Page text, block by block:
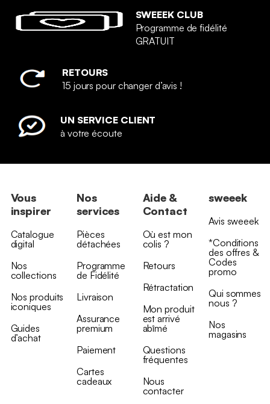
SWEEEK CLUB
Programme de fidélité
GRATUIT
RETOURS
15 jours pour changer d’avis !
UN SERVICE CLIENT
à votre écoute
Vous
inspirer
Catalogue
digital
Nos
collections
Nos produits
iconiques
Guides
d’achat
Nos
services
Pièces
détachées
Programme
de Fidélité
Livraison
Assurance
premium
Paiement
Cartes
cadeaux
Aide &
Contact
Où est mon
colis ?
Retours
Rétractation
Mon produit
est arrivé
abîmé
Questions
fréquentes
Nous
contacter
sweeek
Avis sweeek
*Conditions
des offres &
Codes
promo
Qui sommes
nous ?
Nos
magasins